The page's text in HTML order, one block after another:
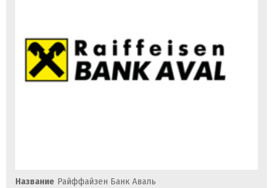
Название Райффайзен Банк Аваль